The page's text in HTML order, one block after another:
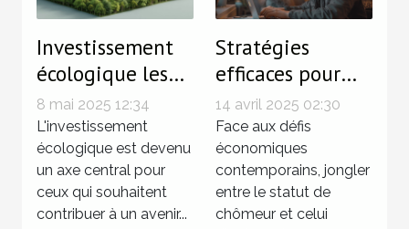
Investissement
écologique les
meilleures
options de
finance verte
8 mai 2025 12:34
L'investissement
écologique est devenu
un axe central pour
ceux qui souhaitent
contribuer à un avenir...
Stratégies
efficaces pour
gérer
simultanément
chômage et
activité d'auto-
entrepreneur
14 avril 2025 02:30
Face aux défis
économiques
contemporains, jongler
entre le statut de
chômeur et celui